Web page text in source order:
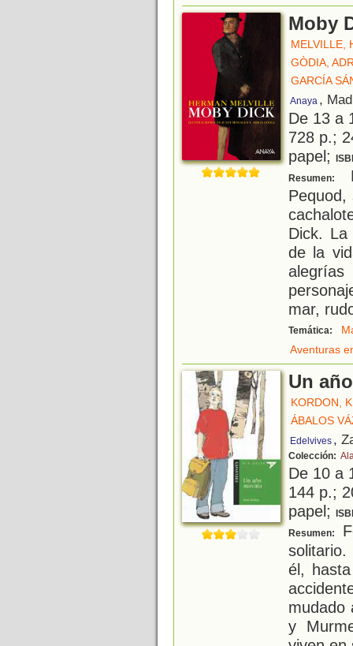
Moby
MELVILLE,
GÒDIA,
GARCÍA
Anaya ,
De 13 a
728 p.;
papel;
Resumen:
Dick.
de la
mar,
Temática:
Aventuras
Un
KORDON,
ÁBALOS
Edelvives ,
Colección:
De 10 a
144 p.;
papel;
Resumen:
él,
mudado
y